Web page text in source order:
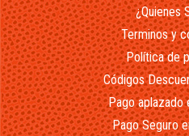
¿Quienes
Terminos y
Política de
Códigos
Pago aplazado
Pago Seguro